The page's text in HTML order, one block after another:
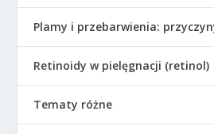
Plamy i przebarwienia:
Retinoidy w pielęgnacji (retinol)
Tematy różne